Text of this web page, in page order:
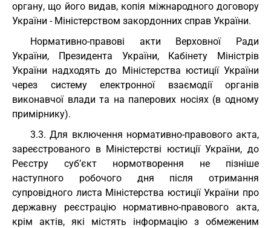
органу, що його видав, копія міжнародного договору
України - Міністерством закордонних справ України.
Нормативно-правові акти Верховної Ради
України, Президента України, Кабінету Міністрів
України надходять до Міністерства юстиції України
через систему електронної взаємодії органів
виконавчої влади та на паперових носіях (в одному
примірнику).
3.3. Для включення нормативно-правового акта,
зареєстрованого в Міністерстві юстиції України, до
Реєстру суб’єкт нормотворення не пізніше
наступного робочого дня після отримання
супровідного листа Міністерства юстиції України про
державну реєстрацію нормативно-правового акта,
крім актів, які містять інформацію з обмеженим